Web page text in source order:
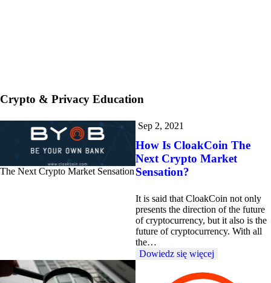
Crypto & Privacy Education
The Next Crypto Market Sensation
Sep 2, 2021
How Is CloakCoin The
Next Crypto Market
Sensation?
It is said that CloakCoin not only
presents the direction of the future
of cryptocurrency, but it also is the
future of cryptocurrency. With all
the…
Dowiedz się więcej